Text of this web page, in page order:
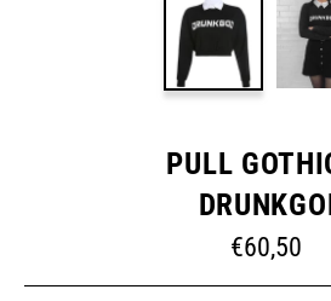
PULL
Prix
régulier
€60,50